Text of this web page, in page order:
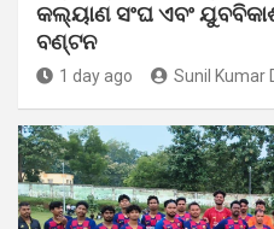
କଲ୍ୟାଣ ସଂଘ ଏବଂ
ବଣ୍ଟନ
1 day ago Sunil Kumar